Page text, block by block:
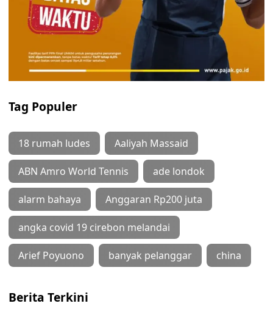
Tag Populer
18 rumah ludes Aaliyah Massaid
ABN Amro World Tennis ade londok
alarm bahaya Anggaran Rp200 juta
angka covid 19 cirebon melandai
Arief Poyuono banyak pelanggar china
Berita Terkini